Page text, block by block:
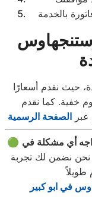
بالخدمة
حيث نقدم أسعارًا
خفية. كما نقدم
الصفحة الرسمية
🟢 أي مشكلة في
نحن نضمن لك تجربة
في ابو كبير